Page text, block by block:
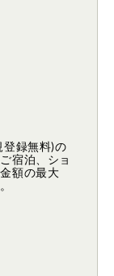
登録無料)の
宿泊、ショ
額の最大